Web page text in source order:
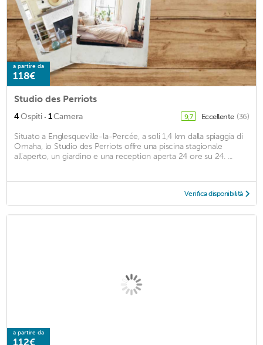
a partire da
118€
Studio des Perriots
4Ospiti · 1Camera 9,7 Eccellente (36)
Situato a Englesqueville-la-Percée, a soli 1,4 km dalla spiaggia di
Omaha, lo Studio des Perriots offre una piscina stagionale
all'aperto, un giardino e una reception aperta 24 ore su 24. ...
Verifica disponibilità
a partire da
112€